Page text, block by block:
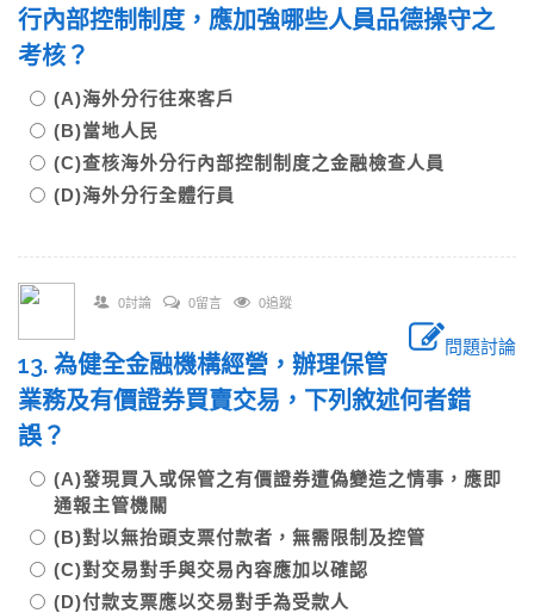
行內部控制制度，應加強哪些人員品德操守之
考核？
(A)海外分行往來客戶
(B)當地人民
(C)查核海外分行內部控制制度之金融檢查人員
(D)海外分行全體行員
0討論 0留言 0追蹤
問題討論
13. 為健全金融機構經營，辦理保管
業務及有價證券買賣交易，下列敘述何者錯
誤？
(A)發現買入或保管之有價證券遭偽變造之情事，應即
通報主管機關
(B)對以無抬頭支票付款者，無需限制及控管
(C)對交易對手與交易內容應加以確認
(D)付款支票應以交易對手為受款人